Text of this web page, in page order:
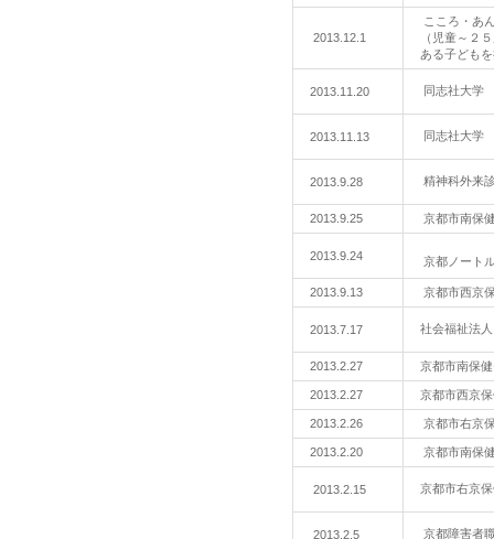
2013.12.1
こころ・あ
（児童～２
ある子ども
2013.11.20 同志社大
2013.11.13 同志社大
2013.9.28 精神科外来
2013.9.25 京都市南保
2013.9.24 京都ノート
2013.9.13 京都市西京
2013.7.17 社会福祉法
2013.2.27 京都市南保
2013.2.27 京都市西京
2013.2.26 京都市右京
2013.2.20 京都市南保
2013.2.15 京都市右京
2013.2.5 京都障害者